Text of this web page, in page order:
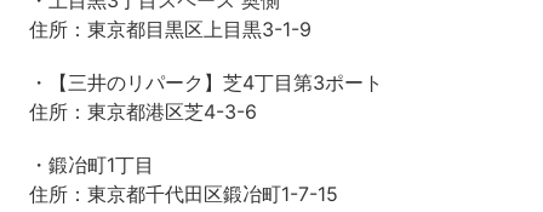
住所：東京都目黒区上目黒3-1-9
・【三井のリパーク】芝4丁目第3ポート
住所：東京都港区芝4-3-6
・鍛冶町1丁目
住所：東京都千代田区鍛冶町1-7-15